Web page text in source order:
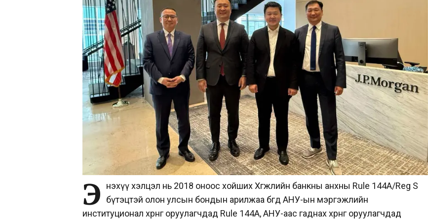
Э
нэхүү хэлцэл нь 2018 оноос хойших Хөгжлийн банкны анхны Rule 144A/Reg S
бүтэцтэй олон улсын бондын арилжаа бөгөөд АНУ-ын мэргэжлийн
институционал хөрөнгө оруулагчдад Rule 144A, АНУ-аас гаднах хөрөнгө оруулагчдад